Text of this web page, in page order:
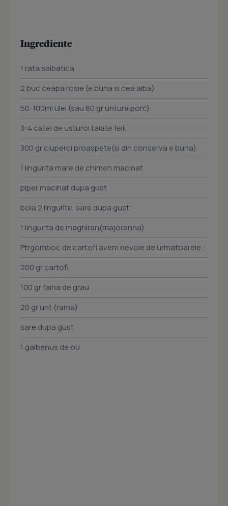
Ingrediente
1 rata salbatica
2 buc ceapa rosie (e buna si cea alba)
50-100ml ulei (sau 80 gr untura porc)
3-4 catei de usturoi taiate felii
300 gr ciuperci proaspete(si din conserva e buna)
1 lingurita mare de chimen macinat
piper macinat dupa gust
boia 2 lingurite, sare dupa gust
1 lingurita de maghiran(majoranna)
Ptrgomboc de cartofi avem nevoie de urmatoarele ;
200 gr cartofi
100 gr faina de grau
20 gr unt (rama)
sare dupa gust
1 galbenus de ou